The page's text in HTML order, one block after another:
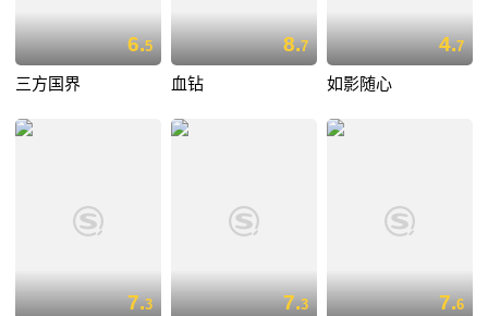
6.5
三方国界
8.7
血钻
4.7
如影随心
7.3 7.3 7.6